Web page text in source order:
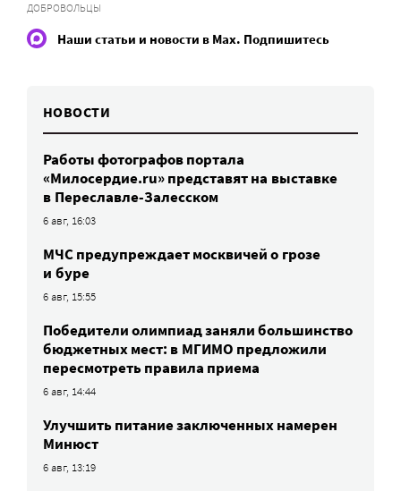
ДОБРОВОЛЬЦЫ
Наши статьи и новости в Max. Подпишитесь
НОВОСТИ
Работы фотографов портала
«Милосердие.ru» представят на выставке
в Переславле-Залесском
6 авг, 16:03
МЧС предупреждает москвичей о грозе
и буре
6 авг, 15:55
Победители олимпиад заняли большинство
бюджетных мест: в МГИМО предложили
пересмотреть правила приема
6 авг, 14:44
Улучшить питание заключенных намерен
Минюст
6 авг, 13:19